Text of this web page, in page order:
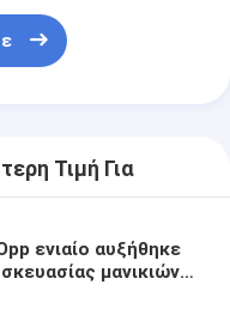
Τιμή Για
ενιαίο αυξήθηκε
μανικιών